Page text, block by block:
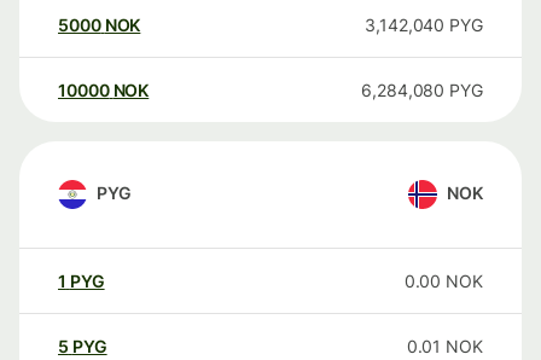
5000 NOK 3,142,040 PYG
10000 NOK 6,284,080 PYG
PYG NOK
1 PYG 0.00 NOK
5 PYG 0.01 NOK